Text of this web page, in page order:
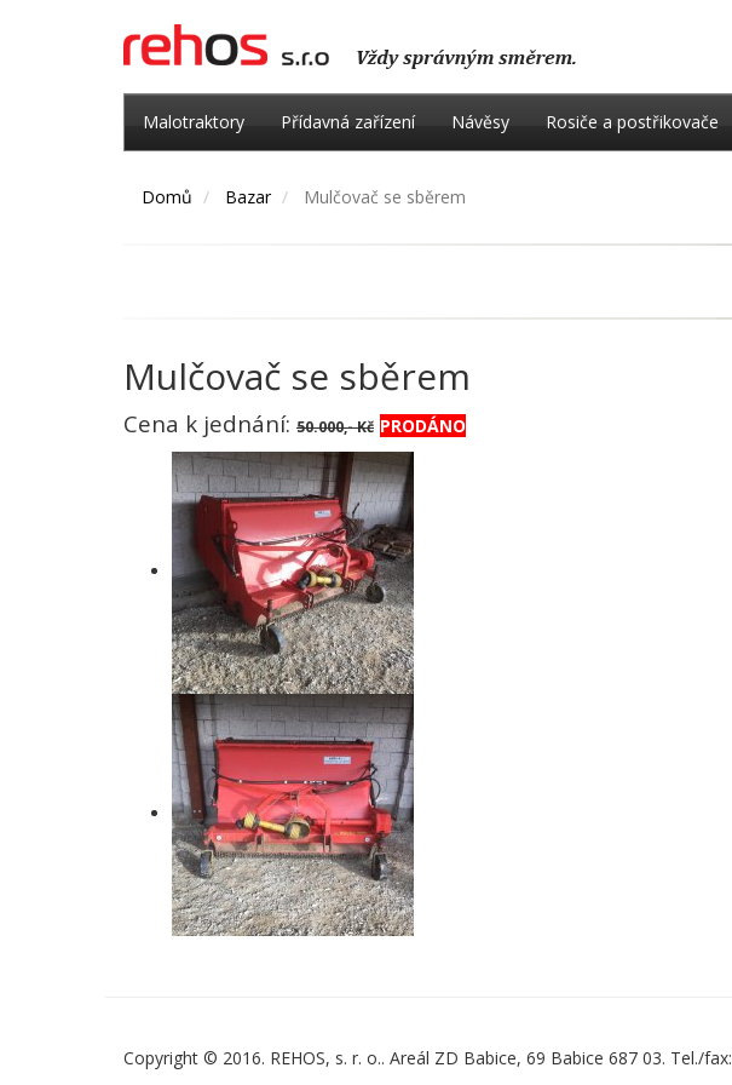
Malotraktory Přídavná zařízení Návěsy Rosiče a postřikovače
Domů Bazar Mulčovač se sběrem
Mulčovač se sběrem
Cena k jednání: 50.000,- Kč PRODÁNO
Copyright © 2016. REHOS, s. r. o.. Areál ZD Babice, 69 Babice 687 03. Tel./fax: